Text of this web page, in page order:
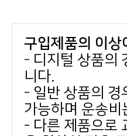
구입제품의 이상
니다.
가능하며 운송비